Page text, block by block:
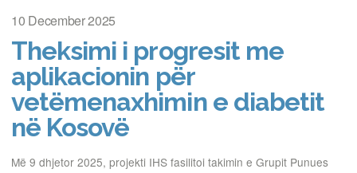
10 December 2025
Theksimi i progresit me
aplikacionin për
vetëmenaxhimin e diabetit
në Kosovë
Më 9 dhjetor 2025, projekti IHS fasilitoi takimin e Grupit Punues